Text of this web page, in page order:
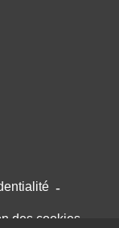
-
des cookies